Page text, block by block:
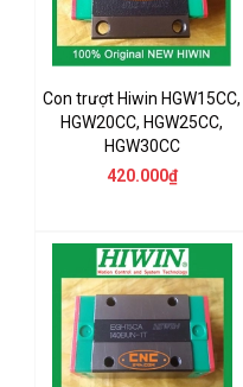
Con trượt Hiwin HGW15CC,
HGW20CC, HGW25CC,
HGW30CC
420.000₫